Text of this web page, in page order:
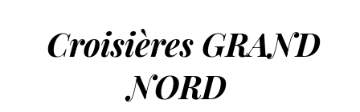
Croisières GRAND
NORD